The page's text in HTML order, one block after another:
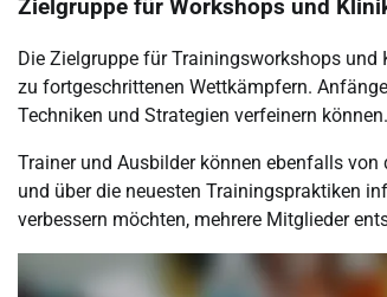
Zielgruppe für Workshops und
Die Zielgruppe für Trainingsworkshops
zu fortgeschrittenen Wettkämpfern.
Techniken und Strategien verfeinern können.
Trainer und Ausbilder können ebenfalls
und über die neuesten Trainingspraktiken
verbessern möchten, mehrere Mitglieder